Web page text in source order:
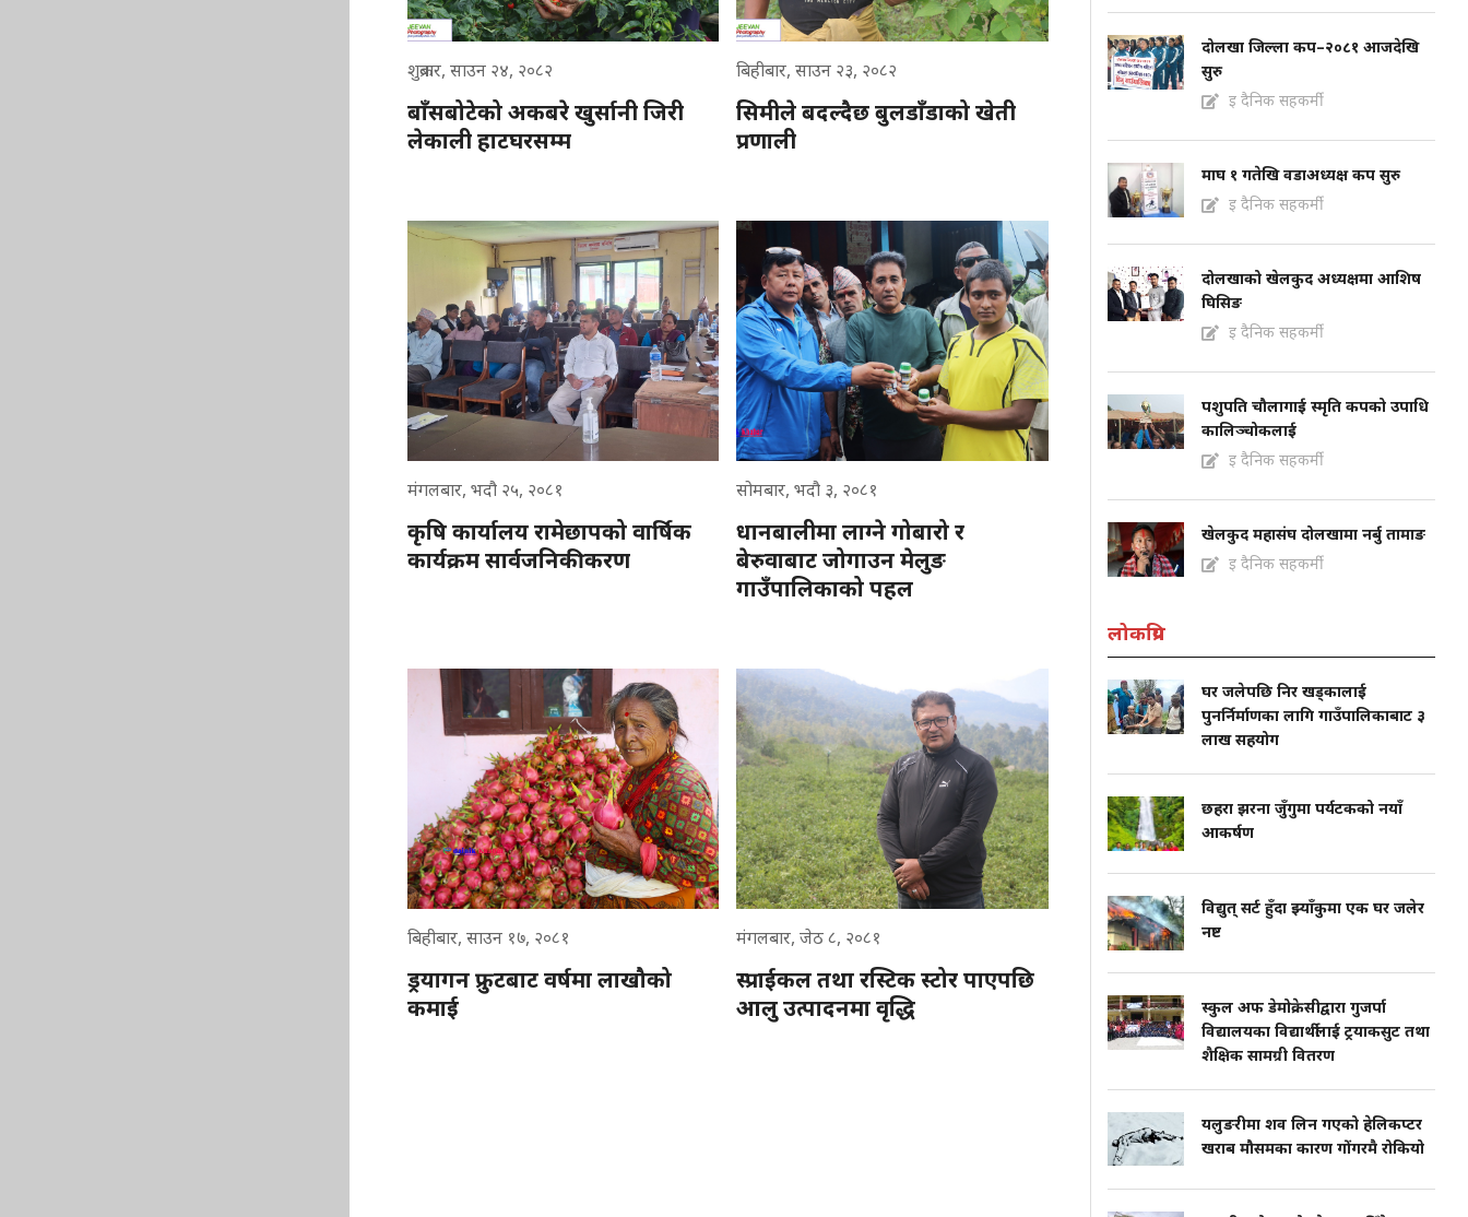
शुक्रबार, साउन २४, २०८२
बाँसबोटेको अकबरे खुर्सानी जिरी
लेकाली हाटघरसम्म
बिहीबार, साउन २३, २०८२
सिमीले बदल्दैछ बुलडाँडाको खेती
प्रणाली
मंगलबार, भदौ २५, २०८१
कृषि कार्यालय रामेछापको वार्षिक
कार्यक्रम सार्वजनिकीकरण
सोमबार, भदौ ३, २०८१
धानबालीमा लाग्ने गोबारो र
बेरुवाबाट जोगाउन मेलुङ
गाउँपालिकाको पहल
बिहीबार, साउन १७, २०८१
ड्रयागन फ्रुटबाट वर्षमा लाखौको
कमाई
मंगलबार, जेठ ८, २०८१
स्प्राईकल तथा रस्टिक स्टोर पाएपछि
आलु उत्पादनमा वृद्धि
दोलखा जिल्ला कप–२०८१ आजदेखि
सुरु
इ दैनिक सहकर्मी
माघ १ गतेखि वडाअध्यक्ष कप सुरु
इ दैनिक सहकर्मी
दोलखाको खेलकुद अध्यक्षमा आशिष
घिसिङ
इ दैनिक सहकर्मी
पशुपति चौलागाई स्मृति कपको उपाधि
कालिञ्चोकलाई
इ दैनिक सहकर्मी
खेलकुद महासंघ दोलखामा नर्बु तामाङ
इ दैनिक सहकर्मी
लोकप्रिय
घर जलेपछि निर खड्कालाई
पुनर्निर्माणका लागि गाउँपालिकाबाट ३
लाख सहयोग
छहरा झरना जुँगुमा पर्यटकको नयाँ
आकर्षण
विद्युत् सर्ट हुँदा झ्याँकुमा एक घर जलेर
नष्ट
स्कुल अफ डेमोक्रेसीद्वारा गुजर्पा
विद्यालयका विद्यार्थीलाई ट्रयाकसुट तथा
शैक्षिक सामग्री वितरण
यलुङरीमा शव लिन गएको हेलिकप्टर
खराब मौसमका कारण गोंगरमै रोकियो